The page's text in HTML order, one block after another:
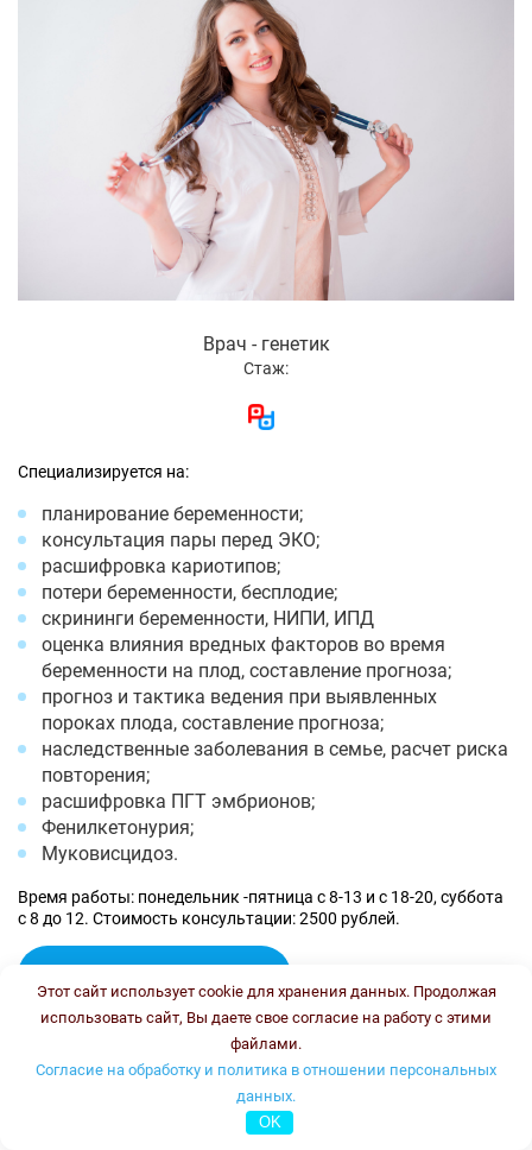
Врач - генетик
Стаж:
Специализируется на:
планирование беременности;
консультация пары перед ЭКО;
расшифровка кариотипов;
потери беременности, бесплодие;
скрининги беременности, НИПИ, ИПД
оценка влияния вредных факторов во время
беременности на плод, составление прогноза;
прогноз и тактика ведения при выявленных
пороках плода, составление прогноза;
наследственные заболевания в семье, расчет риска
повторения;
расшифровка ПГТ эмбрионов;
Фенилкетонурия;
Муковисцидоз.
Время работы: понедельник -пятница с 8-13 и с 18-20, суббота
с 8 до 12. Стоимость консультации: 2500 рублей.
Колесникова Ирина Васильевна
Этот сайт использует cookie для хранения данных. Продолжая
использовать сайт, Вы даете свое согласие на работу с этими
файлами.
Согласие на обработку и политика в отношении персональных
данных.
OK